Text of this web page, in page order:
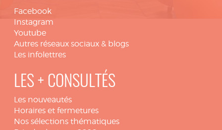
Facebook
Instagram
Youtube
Autres réseaux sociaux & blogs
Les infolettres
LES + CONSULTÉS
Les nouveautés
Horaires et fermetures
Nos sélections thématiques